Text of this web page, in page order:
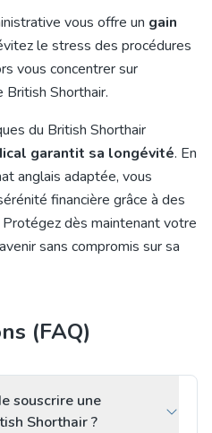
vous offre un gain
le stress des procédures
vous concentrer sur
Shorthair.
du British Shorthair
garantit sa longévité. En
anglais adaptée, vous
financière grâce à des
dès maintenant votre
sans compromis sur sa
(FAQ)
souscrire une
Shorthair ?